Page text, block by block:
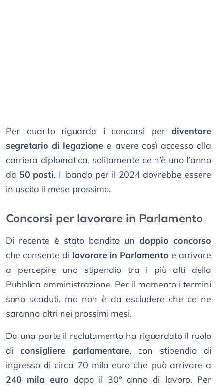
Per quanto riguarda i concorsi per diventare
segretario di legazione e avere così accesso alla
carriera diplomatica, solitamente ce n’è uno l’anno
da 50 posti. Il bando per il 2024 dovrebbe essere
in uscita il mese prossimo.
Concorsi per lavorare in Parlamento
Di recente è stato bandito undoppio concorso
che consente di lavorare in Parlamento e arrivare
a percepire uno stipendio tra i più alti della
Pubblica amministrazione. Per il momento i termini
sono scaduti, ma non è da escludere che ce ne
saranno altri nei prossimi mesi.
Da una parte il reclutamento ha riguardato il ruolo
di consigliere parlamentare, con stipendio di
ingresso di circa 70 mila euro che può arrivare a
240 mila euro dopo il 30° anno di lavoro. Per